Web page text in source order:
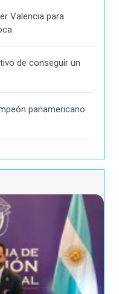
Valencia para
de conseguir un
panamericano